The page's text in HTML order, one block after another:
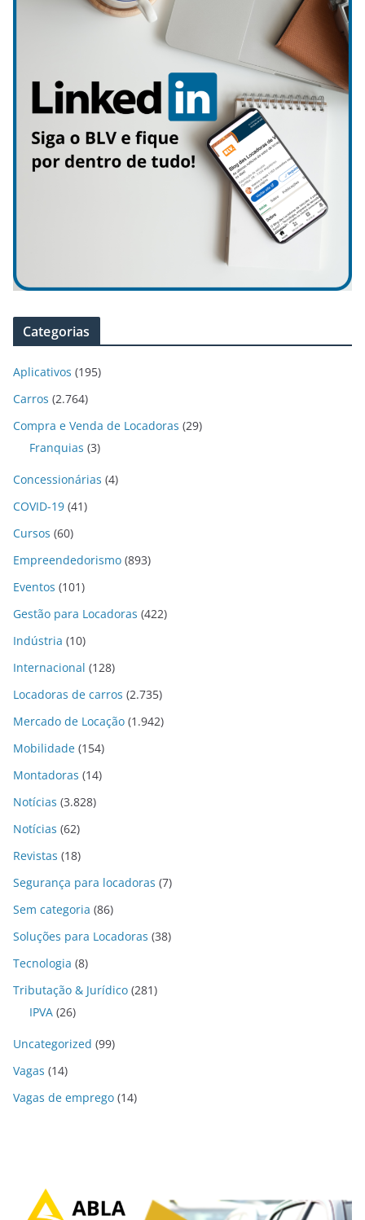
Categorias
Aplicativos (195)
Carros (2.764)
Compra e Venda de Locadoras (29)
Franquias (3)
Concessionárias (4)
COVID-19 (41)
Cursos (60)
Empreendedorismo (893)
Eventos (101)
Gestão para Locadoras (422)
Indústria (10)
Internacional (128)
Locadoras de carros (2.735)
Mercado de Locação (1.942)
Mobilidade (154)
Montadoras (14)
Notícias (3.828)
Notícias (62)
Revistas (18)
Segurança para locadoras (7)
Sem categoria (86)
Soluções para Locadoras (38)
Tecnologia (8)
Tributação & Jurídico (281)
IPVA (26)
Uncategorized (99)
Vagas (14)
Vagas de emprego (14)